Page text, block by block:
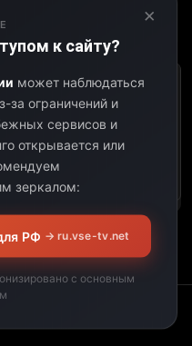
К сожалению, этот
телеканал не
предоставил свою
программу передач на
выбранную дату.
×
к сайту?
может наблюдаться
за ограничений и
сервисов и
открывается или
зеркалом:
РФ → ru.vse-tv.net
с основным